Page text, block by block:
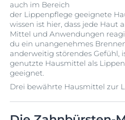
auch im Bereich
der Lippenpflege geeignete
wissen ist hier, dass jede Haut
Mittel und Anwendungen
du ein unangenehmes
anderweitig störendes Gefühl,
genutzte Hausmittel als
geeignet.
Drei bewährte Hausmittel zur